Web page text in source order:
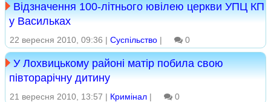
Відзначення 100-літнього ювілею церкви УПЦ КП
у Васильках
22 вересня 2010, 09:36 | Суспільство | 0
У Лохвицькому районі матір побила свою
півторарічну дитину
21 вересня 2010, 13:57 | Кримінал | 0